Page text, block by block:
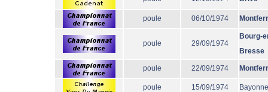
poule 06/10/1974
poule 29/09/1974
Bourg-
Bresse
poule 22/09/1974
poule 15/09/1974 Bayonne